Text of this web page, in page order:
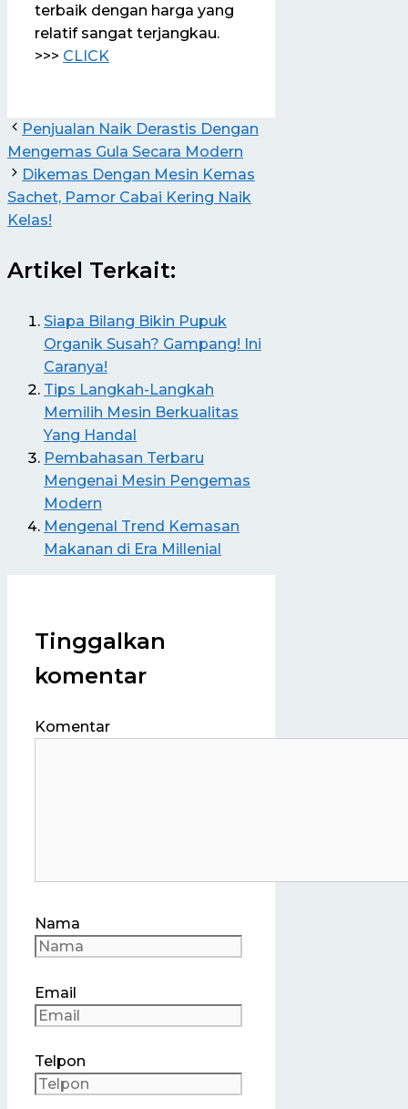
terbaik dengan harga yang
relatif sangat terjangkau.
>>> CLICK
Penjualan Naik Derastis Dengan
Mengemas Gula Secara Modern
Dikemas Dengan Mesin Kemas
Sachet, Pamor Cabai Kering Naik
Kelas!
Artikel Terkait:
Siapa Bilang Bikin Pupuk
Organik Susah? Gampang! Ini
Caranya!
Tips Langkah-Langkah
Memilih Mesin Berkualitas
Yang Handal
Pembahasan Terbaru
Mengenai Mesin Pengemas
Modern
Mengenal Trend Kemasan
Makanan di Era Millenial
Tinggalkan
komentar
Komentar
Nama
Email
Telpon